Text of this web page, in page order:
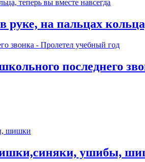
на пальцах
последнего
ушибы,